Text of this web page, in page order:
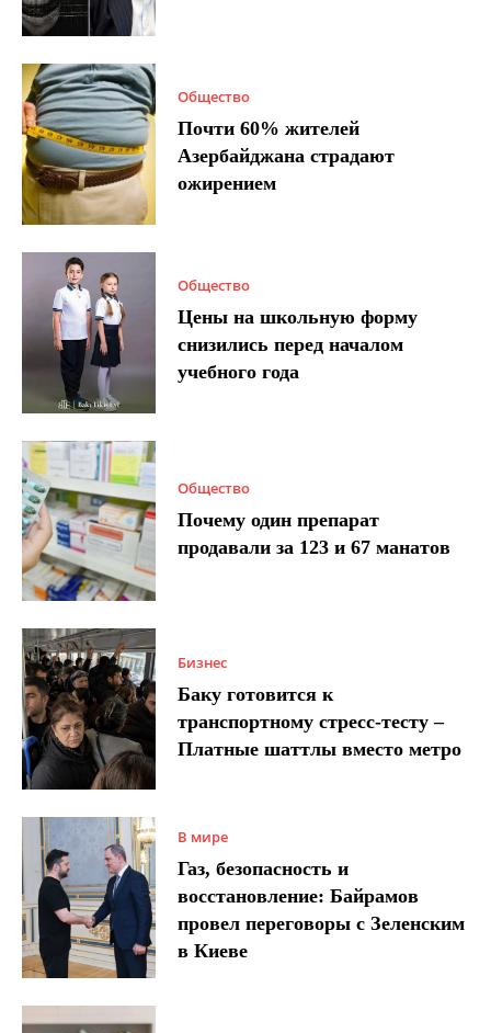
Общество
Почти 60% жителей
Азербайджана страдают
ожирением
Общество
Цены на школьную форму
снизились перед началом
учебного года
Общество
Почему один препарат
продавали за 123 и 67 манатов
Бизнес
Баку готовится к
транспортному стресс-тесту –
Платные шаттлы вместо метро
В мире
Газ, безопасность и
восстановление: Байрамов
провел переговоры с Зеленским
в Киеве